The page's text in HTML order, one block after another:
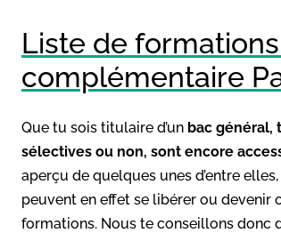
Liste de
complémentaire
Que tu sois titulaire d’un bac général,
sélectives ou non, sont encore
aperçu de quelques unes d’entre
peuvent en effet se libérer ou devenir
formations. Nous te conseillons donc